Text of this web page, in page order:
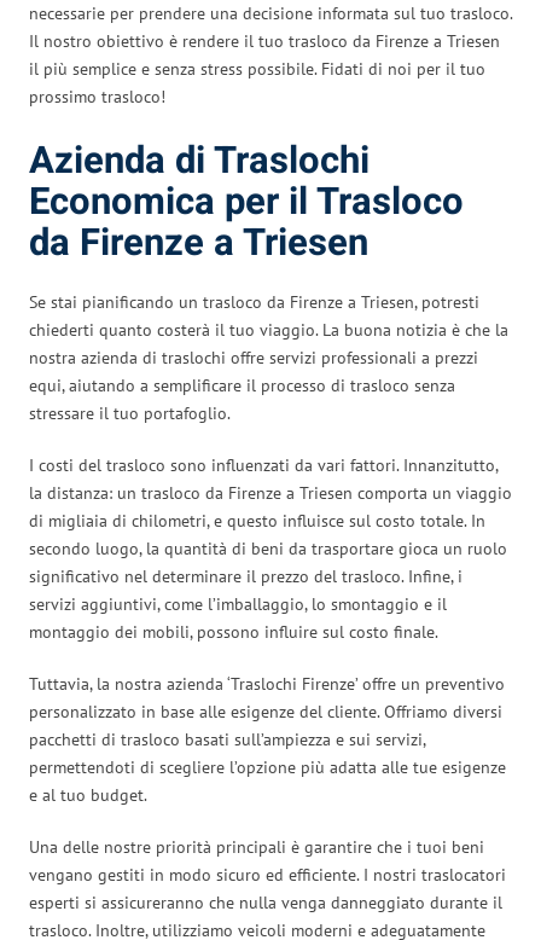
necessarie per prendere una decisione informata sul tuo trasloco.
Il nostro obiettivo è rendere il tuo trasloco da Firenze a Triesen
il più semplice e senza stress possibile. Fidati di noi per il tuo
prossimo trasloco!
Azienda di Traslochi
Economica per il Trasloco
da Firenze a Triesen
Se stai pianificando un trasloco da Firenze a Triesen, potresti
chiederti quanto costerà il tuo viaggio. La buona notizia è che la
nostra azienda di traslochi offre servizi professionali a prezzi
equi, aiutando a semplificare il processo di trasloco senza
stressare il tuo portafoglio.
I costi del trasloco sono influenzati da vari fattori. Innanzitutto,
la distanza: un trasloco da Firenze a Triesen comporta un viaggio
di migliaia di chilometri, e questo influisce sul costo totale. In
secondo luogo, la quantità di beni da trasportare gioca un ruolo
significativo nel determinare il prezzo del trasloco. Infine, i
servizi aggiuntivi, come l’imballaggio, lo smontaggio e il
montaggio dei mobili, possono influire sul costo finale.
Tuttavia, la nostra azienda ‘Traslochi Firenze’ offre un preventivo
personalizzato in base alle esigenze del cliente. Offriamo diversi
pacchetti di trasloco basati sull’ampiezza e sui servizi,
permettendoti di scegliere l’opzione più adatta alle tue esigenze
e al tuo budget.
Una delle nostre priorità principali è garantire che i tuoi beni
vengano gestiti in modo sicuro ed efficiente. I nostri traslocatori
esperti si assicureranno che nulla venga danneggiato durante il
trasloco. Inoltre, utilizziamo veicoli moderni e adeguatamente